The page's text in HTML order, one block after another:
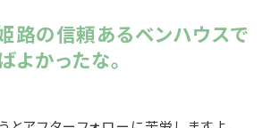
路の信頼あるベンハウスで
よかったな。